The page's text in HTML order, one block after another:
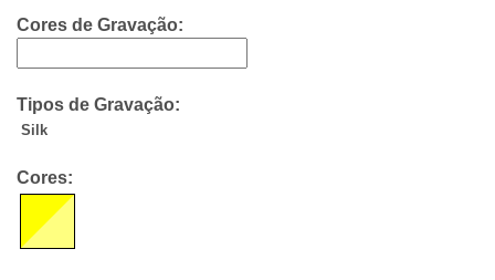
Cores de Gravação:
Tipos de Gravação:
Silk
Cores: